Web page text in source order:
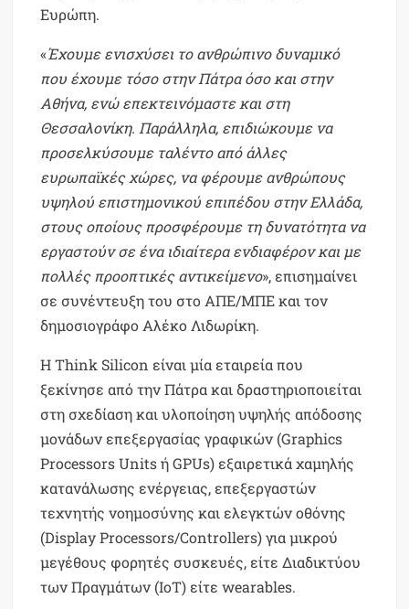
Ευρώπη.
«Έχουμε ενισχύσει το ανθρώπινο δυναμικό
που έχουμε τόσο στην Πάτρα όσο και στην
Αθήνα, ενώ επεκτεινόμαστε και στη
Θεσσαλονίκη. Παράλληλα, επιδιώκουμε να
προσελκύσουμε ταλέντο από άλλες
ευρωπαϊκές χώρες, να φέρουμε ανθρώπους
υψηλού επιστημονικού επιπέδου στην Ελλάδα,
στους οποίους προσφέρουμε τη δυνατότητα να
εργαστούν σε ένα ιδιαίτερα ενδιαφέρον και με
πολλές προοπτικές αντικείμενο», επισημαίνει
σε συνέντευξη του στο ΑΠΕ/ΜΠΕ και τον
δημοσιογράφο Αλέκο Λιδωρίκη.
Η Think Silicon είναι μία εταιρεία που
ξεκίνησε από την Πάτρα και δραστηριοποιείται
στη σχεδίαση και υλοποίηση υψηλής απόδοσης
μονάδων επεξεργασίας γραφικών (Graphics
Processors Units ή GPUs) εξαιρετικά χαμηλής
κατανάλωσης ενέργειας, επεξεργαστών
τεχνητής νοημοσύνης και ελεγκτών οθόνης
(Display Processors/Controllers) για μικρού
μεγέθους φορητές συσκευές, είτε Διαδικτύου
των Πραγμάτων (ΙοΤ) είτε wearables.